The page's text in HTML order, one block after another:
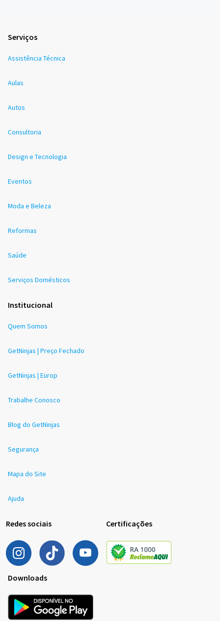
Serviços
Assistência Técnica
Aulas
Autos
Consultoria
Design e Tecnologia
Eventos
Moda e Beleza
Reformas
Saúde
Serviços Domésticos
Institucional
Quem Somos
GetNinjas | Preço Fechado
GetNinjas | Europ
Trabalhe Conosco
Blog do GetNinjas
Segurança
Mapa do Site
Ajuda
Redes sociais Certificações
Downloads